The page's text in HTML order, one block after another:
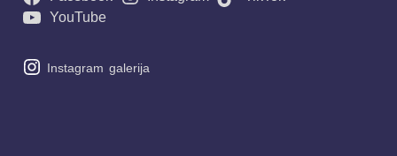
YouTube
Instagram galerija